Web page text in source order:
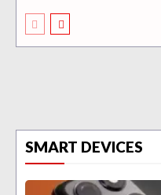
SMART DEVICES